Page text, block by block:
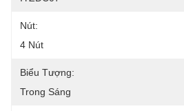
Nút:
4 Nút
Biểu Tượng:
Trong Sáng